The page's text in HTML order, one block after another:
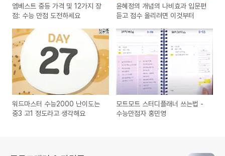
엠베스트 중등 가격 및 12가지 장
점: 수능 만점 도전하세요
윤혜정의 개념의 나비효과 입문편
듣고 점수 올리려면 이것부터
워드마스터 수능2000 난이도는
중3 고1 정도라고 생각해요
모트모트 스터디플래너 쓰는법 -
수능만점자 홍민영